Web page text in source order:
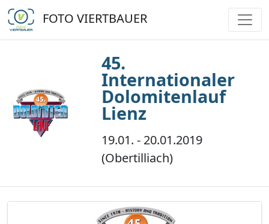
FOTO VIERTBAUER
45.
Internationaler
Dolomitenlauf
Lienz
19.01. - 20.01.2019
(Obertilliach)